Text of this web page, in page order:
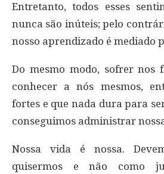
Entretanto, todos esses
nunca são inúteis; pelo
nosso aprendizado é mediado
Do mesmo modo, sofrer nos
conhecer a nós mesmos,
fortes e que nada dura para
conseguimos administrar
Nossa vida é nossa.
quisermos e não como